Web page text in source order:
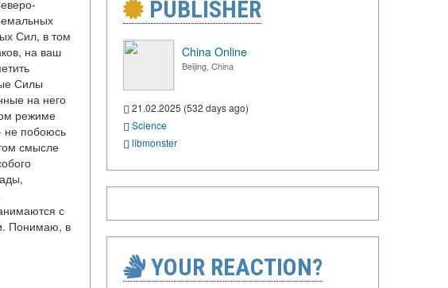
Сил, в том
на ваш
Силы
на него
режиме
не побоюсь
смысле
с
Понимаю, в
PUBLISHER
China Online
Beijing, China
21.02.2025 (532 days ago)
Science
libmonster
YOUR REACTION?